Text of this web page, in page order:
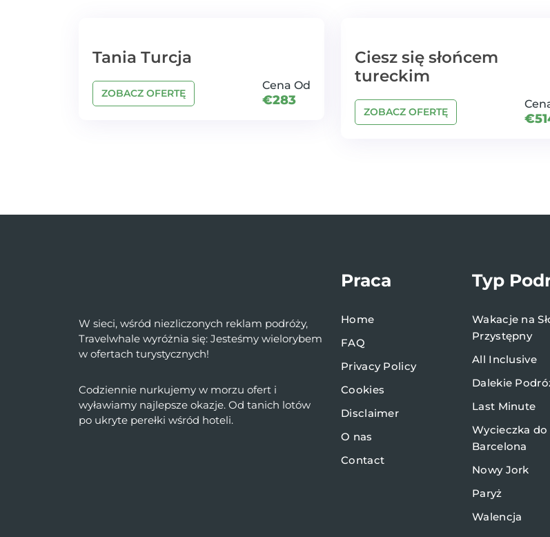
Tania Turcja
ZOBACZ OFERTĘ
Cena Od
€283
Ciesz się słońcem
tureckim
ZOBACZ OFERTĘ
W sieci, wśród niezliczonych reklam podróży,
Travelwhale wyróżnia się: Jesteśmy wielorybem
w ofertach turystycznych!
Codziennie nurkujemy w morzu ofert i
wyławiamy najlepsze okazje. Od tanich lotów
po ukryte perełki wśród hoteli.
Praca
Home
FAQ
Privacy Policy
Cookies
Disclaimer
O nas
Contact
Typ
Wakacje na
Przystępny
All Inclusive
Dalekie
Last Minute
Wycieczka do
Barcelona
Nowy Jork
Paryż
Walencja